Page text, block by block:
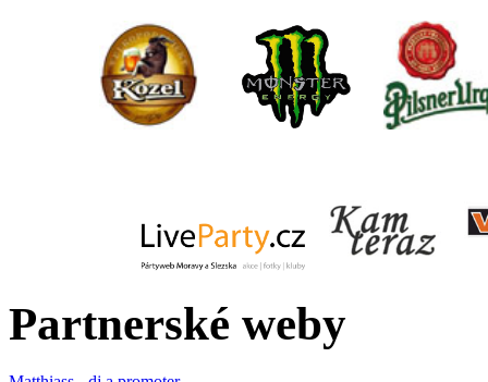
Partnerské weby